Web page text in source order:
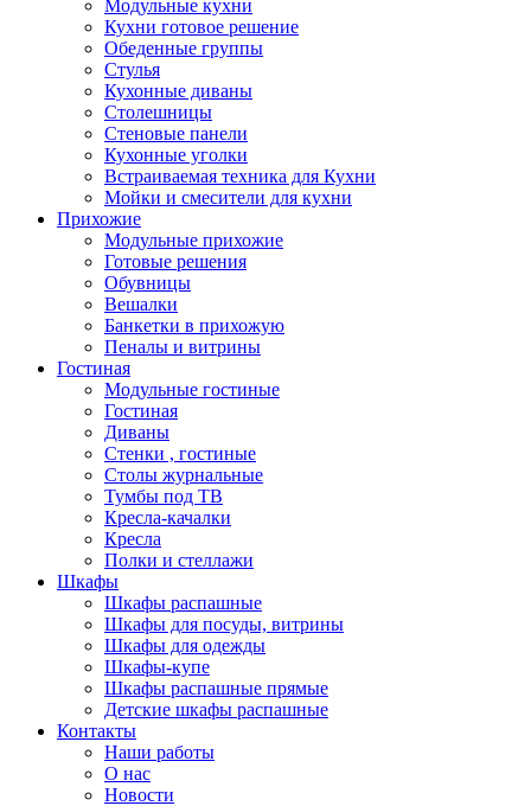
Модульные кухни
Кухни готовое решение
Обеденные группы
Стулья
Кухонные диваны
Столешницы
Стеновые панели
Кухонные уголки
Встраиваемая техника для Кухни
Мойки и смесители для кухни
Прихожие
Модульные прихожие
Готовые решения
Обувницы
Вешалки
Банкетки в прихожую
Пеналы и витрины
Гостиная
Модульные гостиные
Гостиная
Диваны
Стенки , гостиные
Столы журнальные
Тумбы под ТВ
Кресла-качалки
Кресла
Полки и стеллажи
Шкафы
Шкафы распашные
Шкафы для посуды, витрины
Шкафы для одежды
Шкафы-купе
Шкафы распашные прямые
Детские шкафы распашные
Контакты
Наши работы
О нас
Новости